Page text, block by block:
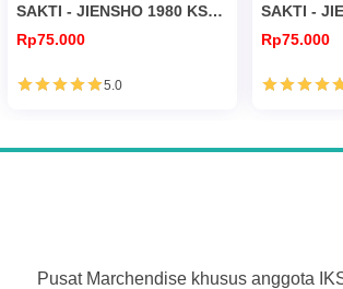
SAKTI - JIENSHO 1980 KS
245
Rp75.000
5.0
SAKTI -
247
Rp75.000
Pusat Marchendise khusus anggota